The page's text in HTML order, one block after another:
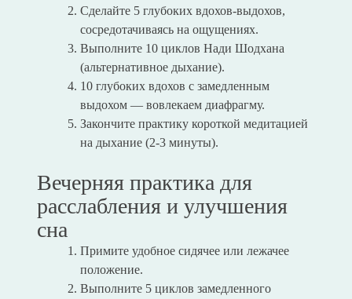
Сделайте 5 глубоких вдохов-выдохов,
сосредотачиваясь на ощущениях.
Выполните 10 циклов Нади Шодхана
(альтернативное дыхание).
10 глубоких вдохов с замедленным
выдохом — вовлекаем диафрагму.
Закончите практику короткой медитацией
на дыхание (2-3 минуты).
Вечерняя практика для
расслабления и улучшения
сна
Примите удобное сидячее или лежачее
положение.
Выполните 5 циклов замедленного